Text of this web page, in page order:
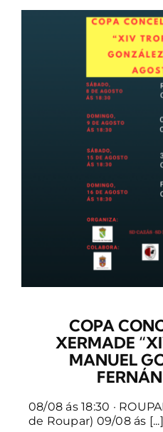
COPA
XERMADE
MANUEL
08/08 ás 18:30 ·
de Roupar) 09/08 ás [...]